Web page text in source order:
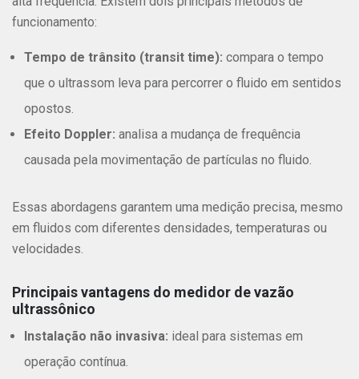
funcionamento:
Tempo de trânsito (transit time): compara o tempo
que o ultrassom leva para percorrer o fluido em sentidos
opostos.
Efeito Doppler: analisa a mudança de frequência
causada pela movimentação de partículas no fluido.
Essas abordagens garantem uma medição precisa, mesmo
em fluidos com diferentes densidades, temperaturas ou
velocidades.
Principais vantagens do medidor de vazão
ultrassônico
Instalação não invasiva: ideal para sistemas em
operação contínua.